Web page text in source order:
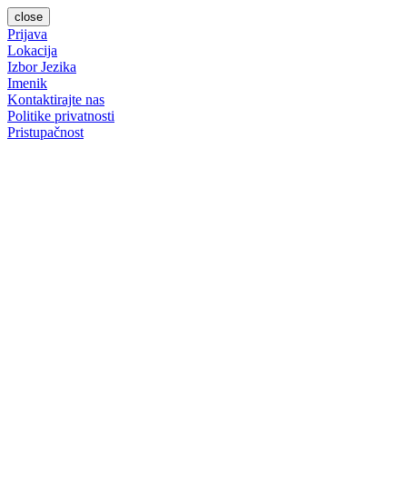
close
Prijava
Lokacija
Izbor Jezika
Imenik
Kontaktirajte nas
Politike privatnosti
Pristupačnost